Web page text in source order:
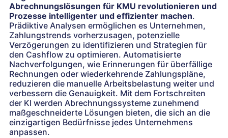
Abrechnungslösungen für KMU revolutionieren und
Prozesse intelligenter und effizienter machen.
Prädiktive Analysen ermöglichen es Unternehmen,
Zahlungstrends vorherzusagen, potenzielle
Verzögerungen zu identifizieren und Strategien für
den Cashflow zu optimieren. Automatisierte
Nachverfolgungen, wie Erinnerungen für überfällige
Rechnungen oder wiederkehrende Zahlungspläne,
reduzieren die manuelle Arbeitsbelastung weiter und
verbessern die Genauigkeit. Mit dem Fortschreiten
der KI werden Abrechnungssysteme zunehmend
maßgeschneiderte Lösungen bieten, die sich an die
einzigartigen Bedürfnisse jedes Unternehmens
anpassen.